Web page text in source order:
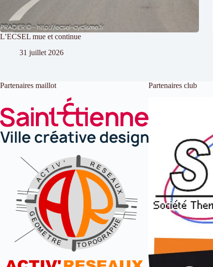
L’ECSEL mue et continue
31 juillet 2026
Partenaires maillot Partenaires club